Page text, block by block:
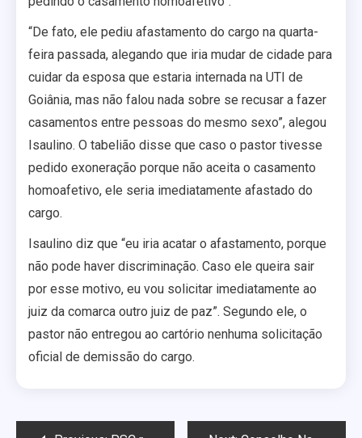
“De fato, ele pediu afastamento do cargo na quarta-
feira passada, alegando que iria mudar de cidade para
cuidar da esposa que estaria internada na UTI de
Goiânia, mas não falou nada sobre se recusar a fazer
casamentos entre pessoas do mesmo sexo”, alegou
Isaulino. O tabelião disse que caso o pastor tivesse
pedido exoneração porque não aceita o casamento
homoafetivo, ele seria imediatamente afastado do
cargo.
Isaulino diz que “eu iria acatar o afastamento, porque
não pode haver discriminação. Caso ele queira sair
por esse motivo, eu vou solicitar imediatamente ao
juiz da comarca outro juiz de paz”. Segundo ele, o
pastor não entregou ao cartório nenhuma solicitação
oficial de demissão do cargo.